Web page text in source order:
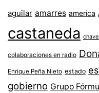
aguilar amarres america
castaneda
colaboraciones en radio
Enrique Peña Nieto estado
gobierno Grupo